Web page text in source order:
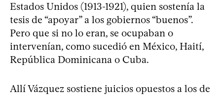
Estados Unidos (1913-1921), quien sostenía la
tesis de “apoyar” a los gobiernos “buenos”.
Pero que si no lo eran, se ocupaban o
intervenían, como sucedió en México, Haití,
República Dominicana o Cuba.
Allí Vázquez sostiene juicios opuestos a los de